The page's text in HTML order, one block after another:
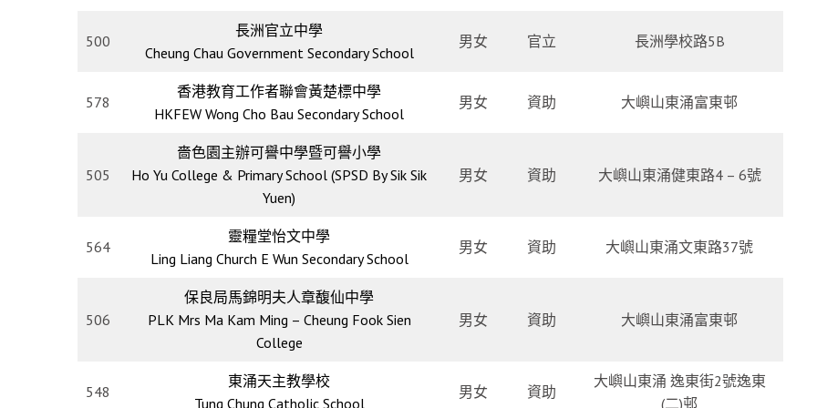
500
長洲官立中學
Cheung Chau Government Secondary School
男女 官立 長洲學校路5B
578
香港教育工作者聯會黃楚標中學
HKFEW Wong Cho Bau Secondary School
男女 資助 大嶼山東涌富東邨
505
嗇色園主辦可譽中學暨可譽小學
Ho Yu College & Primary School (SPSD By Sik Sik
Yuen)
男女 資助 大嶼山東涌健東路4 – 6號
564
靈糧堂怡文中學
Ling Liang Church E Wun Secondary School
男女 資助 大嶼山東涌文東路37號
506
保良局馬錦明夫人章馥仙中學
PLK Mrs Ma Kam Ming – Cheung Fook Sien
College
男女 資助 大嶼山東涌富東邨
548
東涌天主教學校
Tung Chung Catholic School
男女 資助
大嶼山東涌 逸東街2號逸東
(二)邨